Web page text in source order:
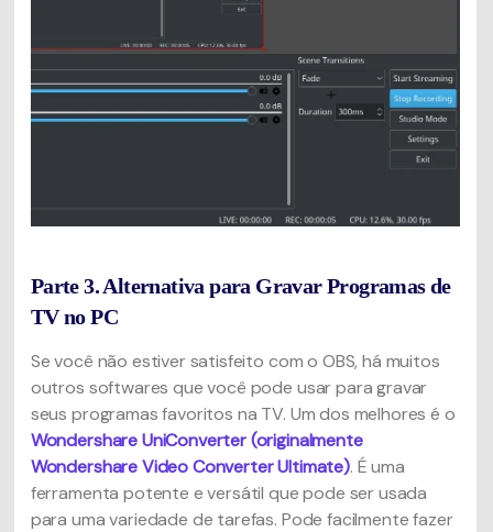
Parte 3. Alternativa para Gravar Programas de
TV no PC
Se você não estiver satisfeito com o OBS, há muitos
outros softwares que você pode usar para gravar
seus programas favoritos na TV. Um dos melhores é o
Wondershare UniConverter (originalmente
Wondershare Video Converter Ultimate). É uma
ferramenta potente e versátil que pode ser usada
para uma variedade de tarefas. Pode facilmente fazer